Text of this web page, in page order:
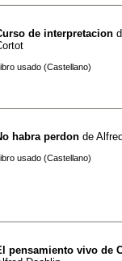
de interpretacion
Libro usado (Castellano)
habra perdon de
Libro usado (Castellano)
pensamiento vivo de